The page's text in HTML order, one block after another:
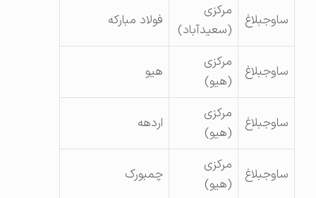
ساوجبلاغ
مرکزی
(سعیدآباد)
فولاد مبارکه
ساوجبلاغ
مرکزی
(هیو)
ساوجبلاغ
مرکزی
(هیو)
اردهه
ساوجبلاغ
مرکزی
(هیو)
چمبورک